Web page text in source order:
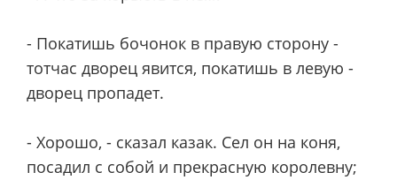
- Покатишь бочонок в правую сторону -
тотчас дворец явится, покатишь в левую -
дворец пропадет.
- Хорошо, - сказал казак. Сел он на коня,
посадил с собой и прекрасную королевну;